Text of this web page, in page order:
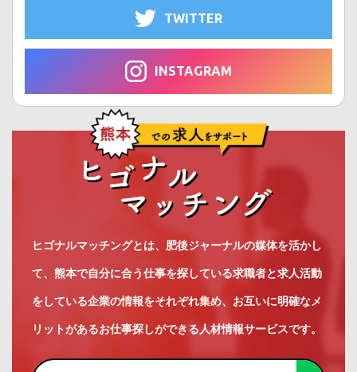
TWITTER
INSTAGRAM
ヒゴナルマッチングとは、肥後ジャーナルの媒体を活かし
て、熊本で自分に合う仕事を探している求職者と求人活動
をしている企業の情報をそれぞれ集め、お互いに明確なメ
リットがあるお仕事探しができる人材情報サービスです。